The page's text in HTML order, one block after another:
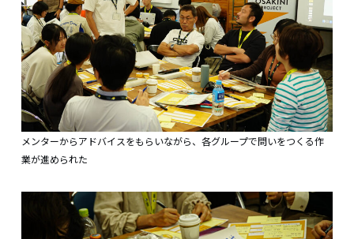
メンターからアドバイスをもらいながら、各グループで問いをつくる作
業が進められた